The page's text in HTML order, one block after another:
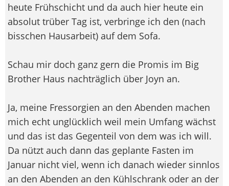
heute Frühschicht und da auch hier heute ein
absolut trüber Tag ist, verbringe ich den (nach
bisschen Hausarbeit) auf dem Sofa.
Schau mir doch ganz gern die Promis im Big
Brother Haus nachträglich über Joyn an.
Ja, meine Fressorgien an den Abenden machen
mich echt unglücklich weil mein Umfang wächst
und das ist das Gegenteil von dem was ich will.
Da nützt auch dann das geplante Fasten im
Januar nicht viel, wenn ich danach wieder sinnlos
an den Abenden an den Kühlschrank oder an der